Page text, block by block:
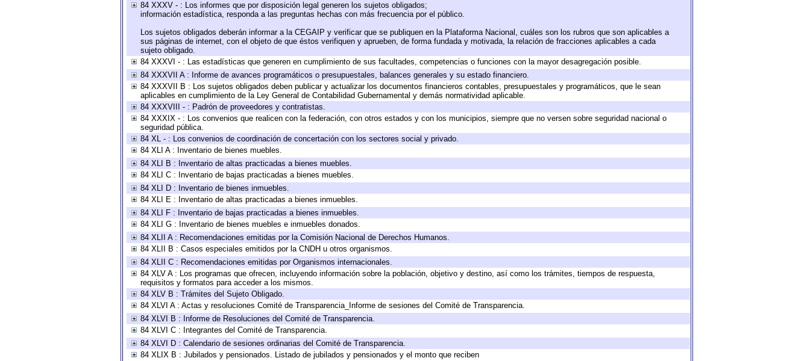
84 XXXV - : Los informes que por disposición legal generen los sujetos obligados;
información estadística, responda a las preguntas hechas con más frecuencia por el público.
Los sujetos obligados deberán informar a la CEGAIP y verificar que se publiquen en la Plataforma Nacional, cuáles son los rubros que son aplicables a
sus páginas de internet, con el objeto de que éstos verifiquen y aprueben, de forma fundada y motivada, la relación de fracciones aplicables a cada
sujeto obligado.
84 XXXVI - : Las estadísticas que generen en cumplimiento de sus facultades, competencias o funciones con la mayor desagregación posible.
84 XXXVII A : Informe de avances programáticos o presupuestales, balances generales y su estado financiero.
84 XXXVII B : Los sujetos obligados deben publicar y actualizar los documentos financieros contables, presupuestales y programáticos, que le sean
aplicables en cumplimiento de la Ley General de Contabilidad Gubernamental y demás normatividad aplicable.
84 XXXVIII - : Padrón de proveedores y contratistas.
84 XXXIX - : Los convenios que realicen con la federación, con otros estados y con los municipios, siempre que no versen sobre seguridad nacional o
seguridad pública.
84 XL - : Los convenios de coordinación de concertación con los sectores social y privado.
84 XLI A : Inventario de bienes muebles.
84 XLI B : Inventario de altas practicadas a bienes muebles.
84 XLI C : Inventario de bajas practicadas a bienes muebles.
84 XLI D : Inventario de bienes inmuebles.
84 XLI E : Inventario de altas practicadas a bienes inmuebles.
84 XLI F : Inventario de bajas practicadas a bienes inmuebles.
84 XLI G : Inventario de bienes muebles e inmuebles donados.
84 XLII A : Recomendaciones emitidas por la Comisión Nacional de Derechos Humanos.
84 XLII B : Casos especiales emitidos por la CNDH u otros organismos.
84 XLII C : Recomendaciones emitidas por Organismos internacionales.
84 XLV A : Los programas que ofrecen, incluyendo información sobre la población, objetivo y destino, así como los trámites, tiempos de respuesta,
requisitos y formatos para acceder a los mismos.
84 XLV B : Trámites del Sujeto Obligado.
84 XLVI A : Actas y resoluciones Comité de Transparencia_Informe de sesiones del Comité de Transparencia.
84 XLVI B : Informe de Resoluciones del Comité de Transparencia.
84 XLVI C : Integrantes del Comité de Transparencia.
84 XLVI D : Calendario de sesiones ordinarias del Comité de Transparencia.
84 XLIX B : Jubilados y pensionados. Listado de jubilados y pensionados y el monto que reciben